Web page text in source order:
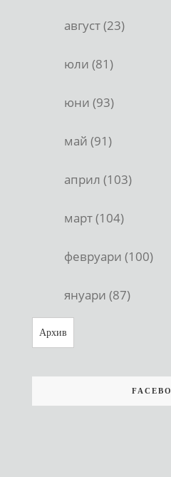
август (23)
юли (81)
юни (93)
май (91)
април (103)
март (104)
февруари (100)
януари (87)
Архив